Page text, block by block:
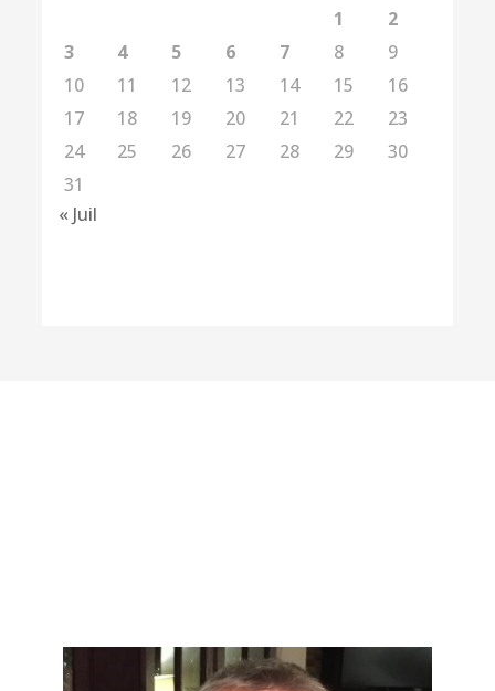
1
2
3
4 5 6 7 8
9
10
11 12 13 14 15
16
17
18 19 20 21 22
23
24
25 26 27 28 29
30
31
« Juil